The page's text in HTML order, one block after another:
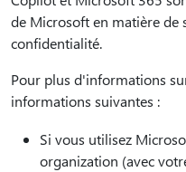
de Microsoft en matière de
confidentialité.
Pour plus d'informations
informations suivantes :
Si vous utilisez
organization (avec